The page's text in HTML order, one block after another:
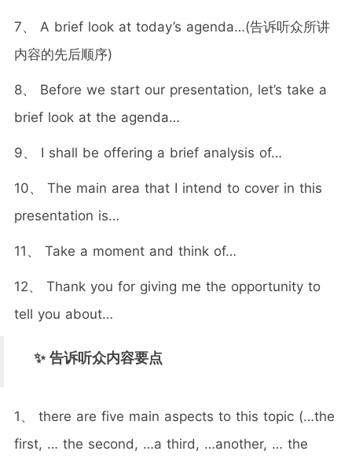
7、 A brief look at today’s agenda…(告诉听众所讲
内容的先后顺序)
8、 Before we start our presentation, let’s take a
brief look at the agenda…
9、 I shall be offering a brief analysis of…
10、 The main area that I intend to cover in this
presentation is…
11、 Take a moment and think of…
12、 Thank you for giving me the opportunity to
tell you about…
✨ 告诉听众内容要点
1、 there are five main aspects to this topic (…the
first, … the second, …a third, …another, … the